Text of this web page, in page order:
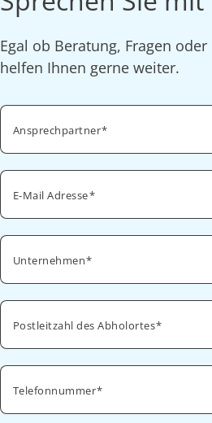
Egal ob Beratung, Fragen
helfen Ihnen gerne weiter.
Ansprechpartner
E-Mail Adresse
Unternehmen
Postleitzahl des Abholortes
Telefonnummer